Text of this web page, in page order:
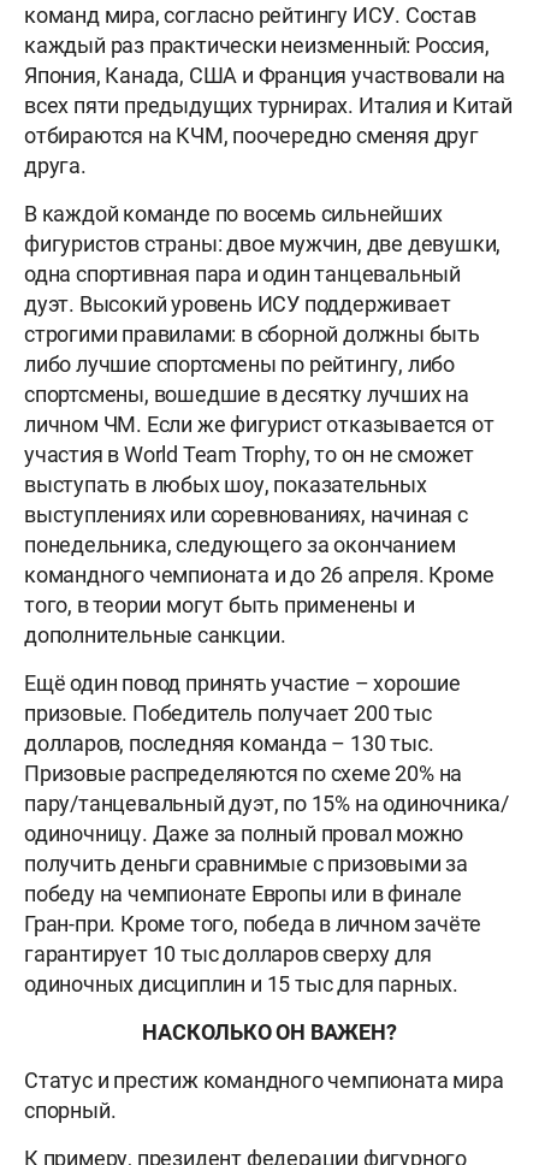
команд мира, согласно рейтингу ИСУ. Состав
каждый раз практически неизменный: Россия,
Япония, Канада, США и Франция участвовали на
всех пяти предыдущих турнирах. Италия и Китай
отбираются на КЧМ, поочередно сменяя друг
друга.
В каждой команде по восемь сильнейших
фигуристов страны: двое мужчин, две девушки,
одна спортивная пара и один танцевальный
дуэт. Высокий уровень ИСУ поддерживает
строгими правилами: в сборной должны быть
либо лучшие спортсмены по рейтингу, либо
спортсмены, вошедшие в десятку лучших на
личном ЧМ. Если же фигурист отказывается от
участия в World Team Trophy, то он не сможет
выступать в любых шоу, показательных
выступлениях или соревнованиях, начиная с
понедельника, следующего за окончанием
командного чемпионата и до 26 апреля. Кроме
того, в теории могут быть применены и
дополнительные санкции.
Ещё один повод принять участие – хорошие
призовые. Победитель получает 200 тыс
долларов, последняя команда – 130 тыс.
Призовые распределяются по схеме 20% на
пару/танцевальный дуэт, по 15% на одиночника/
одиночницу. Даже за полный провал можно
получить деньги сравнимые с призовыми за
победу на чемпионате Европы или в финале
Гран-при. Кроме того, победа в личном зачёте
гарантирует 10 тыс долларов сверху для
одиночных дисциплин и 15 тыс для парных.
НАСКОЛЬКО ОН ВАЖЕН?
Статус и престиж командного чемпионата мира
спорный.
К примеру, президент федерации фигурного